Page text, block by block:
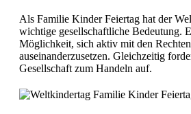
Als Familie Kinder Feiertag hat der
wichtige gesellschaftliche Bedeutung.
Möglichkeit, sich aktiv mit den
auseinanderzusetzen. Gleichzeitig
Gesellschaft zum Handeln auf.